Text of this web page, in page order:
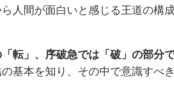
人間が面白いと感じる王道の構
転」、序破急では「破」の部分
基本を知り、その中で意識すべ